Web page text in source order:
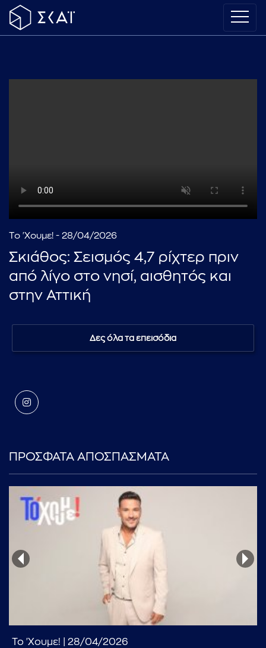
...πληκτρολογήστε κείμενο προς αναζήτηση
Το 'Χουμε! - 28/04/2026
Σκιάθος: Σεισμός 4,7 ρίχτερ πριν
από λίγο στο νησί, αισθητός και
στην Αττική
Δες όλα τα επεισόδια
ΠΡΟΣΦΑΤΑ ΑΠΟΣΠΑΣΜΑΤΑ
Το 'Χουμε! | 28/04/2026